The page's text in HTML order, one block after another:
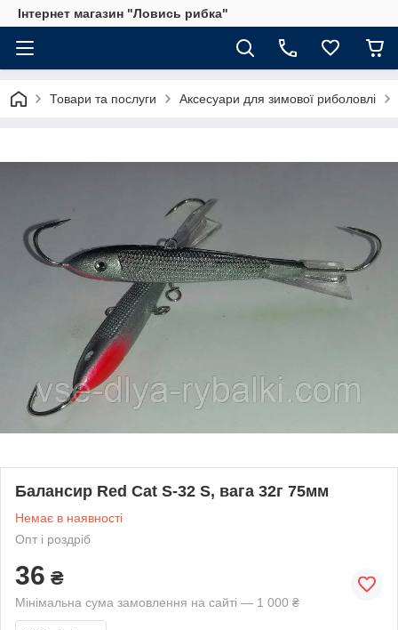
Інтернет магазин "Ловись рибка"
Товари та послуги Аксесуари для зимової риболовлі
Балансир Red Cat S-32 S, вага 32г 75мм
Немає в наявності
Опт і роздріб
36 ₴
Мінімальна сума замовлення на сайті — 1 000 ₴